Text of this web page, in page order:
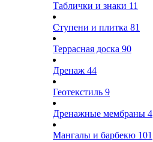
Таблички и знаки 11
Ступени и плитка 81
Террасная доска 90
Дренаж 44
Геотекстиль 9
Дренажные мембраны 4
Мангалы и барбекю 101